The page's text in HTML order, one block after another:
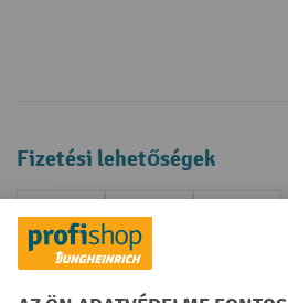
Fizetési lehetőségek
Creditcard (Master)Creditcard (Visa)
Előrefizetés